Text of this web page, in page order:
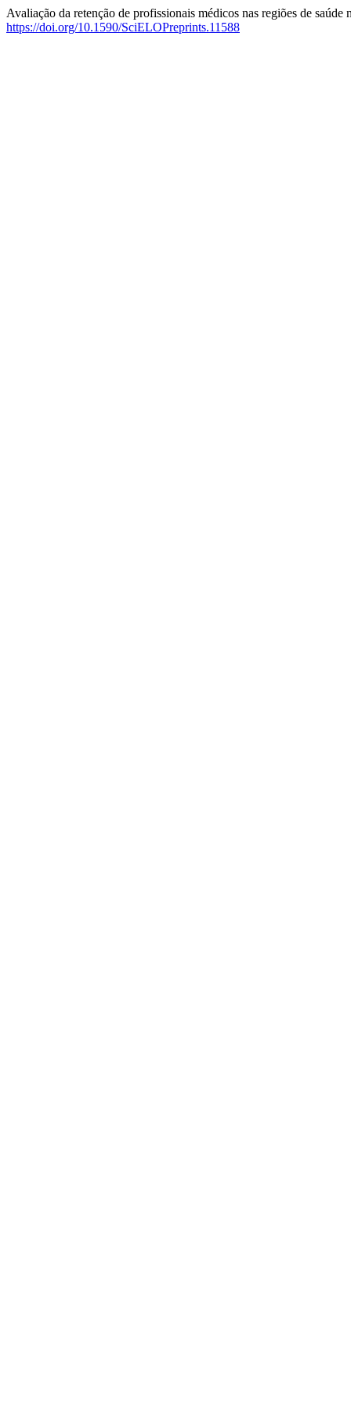
Avaliação da retenção de profissionais médicos nas regiões de
https://doi.org/10.1590/SciELOPreprints.11588